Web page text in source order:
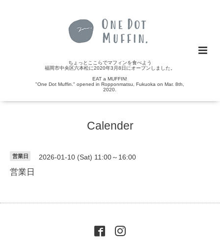
ちょっとここらでマフィンを食べよう
福岡市中央区六本松に2020年3月8日にオープンしました。
EAT a MUFFIN!
"One Dot Muffin." opened in Ropponmatsu, Fukuoka on Mar. 8th,
2020.
Calender
営業日 2026-01-10 (Sat) 11:00～16:00
営業日